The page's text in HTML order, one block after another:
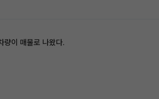
량이 매물로 나왔다.